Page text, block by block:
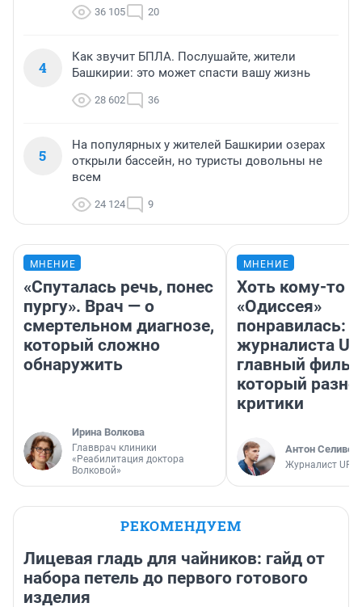
36 105 20
4
Как звучит БПЛА. Послушайте, жители
Башкирии: это может спасти вашу жизнь
28 602 36
5
На популярных у жителей Башкирии озерах
открыли бассейн, но туристы довольны не
всем
24 124 9
МНЕНИЕ
«Спуталась речь, понес
пургу». Врач — о
смертельном диагнозе,
который сложно
обнаружить
Ирина Волкова
Главврач клиники
«Реабилитация доктора
Волковой»
МНЕНИЕ
Хоть кому-то
«Одиссея»
понравилась:
журналиста
главный
который
критики
Антон
Журналист
РЕКОМЕНДУЕМ
Лицевая гладь для чайников: гайд от
набора петель до первого готового
изделия